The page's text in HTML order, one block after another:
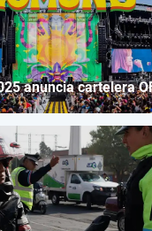
anuncia cartelera